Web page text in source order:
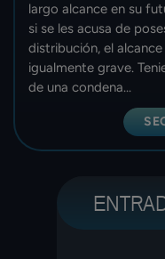
largo alcance en su
si se les acusa de
distribución, el
igualmente grave.
de una condena...